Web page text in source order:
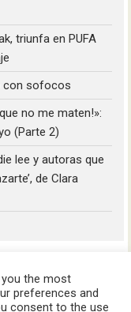
triunfa en PUFA
con sofocos
que no me maten!»:
(Parte 2)
lee y autoras que
de Clara
the most
preferences and
consent to the use